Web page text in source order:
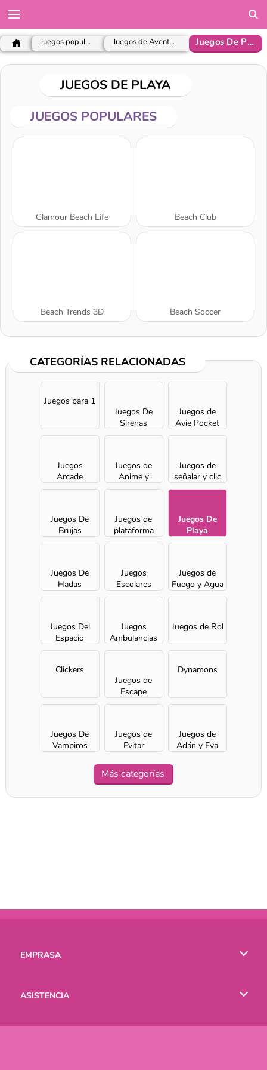
Juegos populares Juegos de Aventuras Juegos De Playa
JUEGOS DE PLAYA
JUEGOS POPULARES
Glamour Beach Life Beach Club
Beach Trends 3D Beach Soccer
CATEGORÍAS RELACIONADAS
Juegos para 1
Juegos De
Sirenas
Juegos de
Avie Pocket
Juegos
Arcade
Juegos de
Anime y
Manga
Juegos de
señalar y clic
Juegos De
Brujas
Juegos de
plataforma
Juegos De
Playa
Juegos De
Hadas
Juegos
Escolares
Juegos de
Fuego y Agua
Juegos Del
Espacio
Juegos
Ambulancias
Juegos de Rol
Clickers
Juegos de
Escape
Dynamons
Juegos De
Vampiros
Juegos de
Evitar
Juegos de
Adán y Eva
Más categorías
EMPRASA
ASISTENCIA
Ayuda